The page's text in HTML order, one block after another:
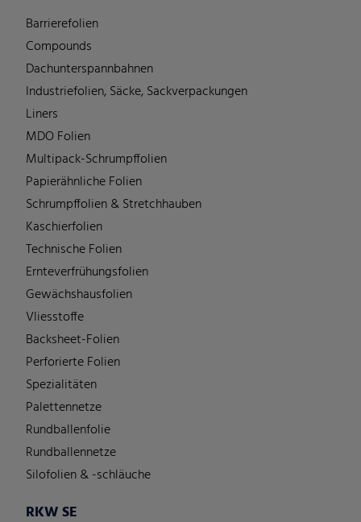
Barrierefolien
Compounds
Dachunterspannbahnen
Industriefolien, Säcke, Sackverpackungen
Liners
MDO Folien
Multipack-Schrumpffolien
Papierähnliche Folien
Schrumpffolien & Stretchhauben
Kaschierfolien
Technische Folien
Ernteverfrühungsfolien
Gewächshausfolien
Vliesstoffe
Backsheet-Folien
Perforierte Folien
Spezialitäten
Palettennetze
Rundballenfolie
Rundballennetze
Silofolien & -schläuche
RKW SE